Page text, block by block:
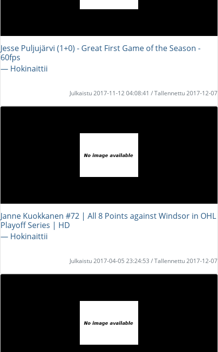
Jesse Puljujärvi (1+0) - Great First Game of the Season -
60fps
― Hokinaittii
Julkaistu 2017-11-12 04:08:41 / Tallennettu 2017-12-07
Janne Kuokkanen #72 | All 8 Points against Windsor in OHL
Playoff Series | HD
― Hokinaittii
Julkaistu 2017-04-05 23:24:53 / Tallennettu 2017-12-07